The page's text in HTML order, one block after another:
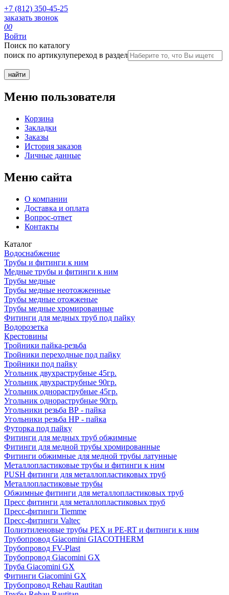
+7 (812) 350-45-25
заказать звонок
00
Войти
Поиск по каталогу
поиск по артикулупереход в раздел
Меню пользователя
Корзина
Закладки
Заказы
История заказов
Личные данные
Меню сайта
О компании
Доставка и оплата
Вопрос-ответ
Контакты
Каталог
Водоснабжение
Трубы и фитинги к ним
Медные трубы и фитинги к ним
Трубы медные
Трубы медные неотожженные
Трубы медные отожженые
Трубы медные хромированные
Фитинги для медных труб под пайку
Водорозетка
Крестовины
Тройники пайка-резьба
Тройники переходные под пайку
Тройники под пайку
Угольник двухраструбные 45гр.
Угольник двухраструбные 90гр.
Угольник однораструбные 45гр.
Угольник однораструбные 90гр.
Угольники резьба ВР - пайка
Угольники резьба НР - пайка
Футорка под пайку
Фитинги для медных труб обжимные
Фитинги для медной трубы хромированные
Фитинги обжимные для медной трубы латунные
Металлопластиковые трубы и фитинги к ним
PUSH фитинги для металлопластиковых труб
Металлопластиковые трубы
Обжимные фитинги для металлопластиковых труб
Пресс фитинги для металлопластиковых труб
Пресс-фитинги Tiemme
Пресс-фитинги Valtec
Полиэтиленовые трубы PEX и PE-RT и фитинги к ним
Трубопровод Giacomini GIACOTHERM
Трубопровод FV-Plast
Трубопровод Giacomini GX
Труба Giacomini GX
Фитинги Giacomini GX
Трубопровод Rehau Rautitan